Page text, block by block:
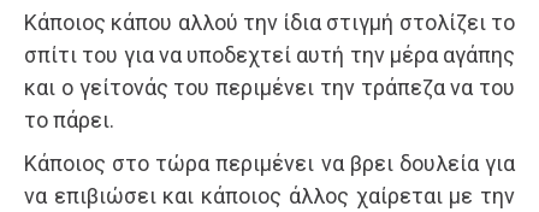
Κάποιος κάπου αλλού την ίδια στιγμή στολίζει το
σπίτι του για να υποδεχτεί αυτή την μέρα αγάπης
και ο γείτονάς του περιμένει την τράπεζα να του
το πάρει.
Κάποιος στο τώρα περιμένει να βρει δουλεία για
να επιβιώσει και κάποιος άλλος χαίρεται με την